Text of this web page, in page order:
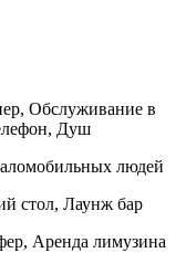
Обслуживание в
Душ
людей
стол, Лаунж бар
Аренда лимузина